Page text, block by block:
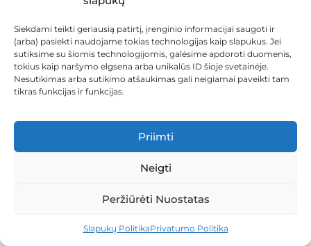
Siekdami teikti geriausią patirtį, įrenginio informacijai saugoti ir
(arba) pasiekti naudojame tokias technologijas kaip slapukus. Jei
sutiksime su šiomis technologijomis, galėsime apdoroti duomenis,
tokius kaip naršymo elgsena arba unikalūs ID šioje svetainėje.
Nesutikimas arba sutikimo atšaukimas gali neigiamai paveikti tam
tikras funkcijas ir funkcijas.
Priimti
Neigti
Peržiūrėti Nuostatas
Slapukų PolitikaPrivatumo Politika
Kaštonų g. 32-1 Alytus, Lithuania LT-63345
Privatumo Politika•Slapukų Politika (EU)•Pristatymas ir
Grąžinimas
© 2024 Visos teisės saugomos UAB „Šventė Jums“
NAMAI PAIEŠKA KREPŠELIS